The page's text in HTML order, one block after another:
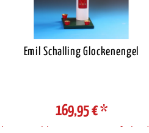
Emil Schalling Glockenengel
169,95 €*
Auswahl Steuerzone / Lieferland